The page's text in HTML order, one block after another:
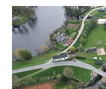
DAMES!
CINDY
HORSTMAN.